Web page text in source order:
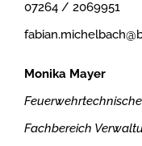
07264 / 2069951
Monika Mayer
Fachbereich